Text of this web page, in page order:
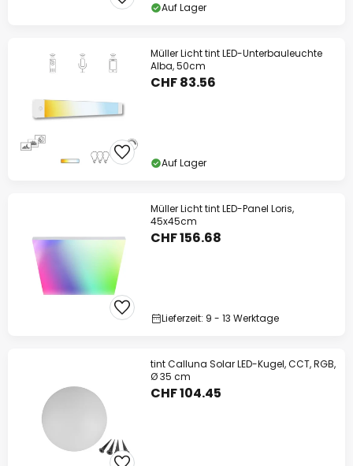
Auf Lager
Müller Licht tint LED-Unterbauleuchte
Alba, 50cm
CHF 83.56
Auf Lager
Müller Licht tint LED-Panel Loris,
45x45cm
CHF 156.68
Lieferzeit: 9 - 13 Werktage
tint Calluna Solar LED-Kugel, CCT, RGB,
Ø 35 cm
CHF 104.45